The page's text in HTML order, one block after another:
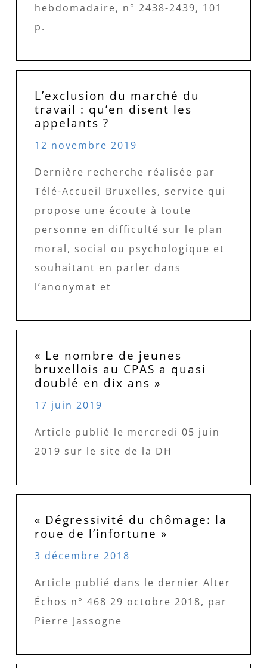
hebdomadaire, n° 2438-2439, 101
p.
L’exclusion du marché du
travail : qu’en disent les
appelants ?
12 novembre 2019
Dernière recherche réalisée par
Télé-Accueil Bruxelles, service qui
propose une écoute à toute
personne en difficulté sur le plan
moral, social ou psychologique et
souhaitant en parler dans
l’anonymat et
« Le nombre de jeunes
bruxellois au CPAS a quasi
doublé en dix ans »
17 juin 2019
Article publié le mercredi 05 juin
2019 sur le site de la DH
« Dégressivité du chômage: la
roue de l’infortune »
3 décembre 2018
Article publié dans le dernier Alter
Échos n° 468 29 octobre 2018, par
Pierre Jassogne